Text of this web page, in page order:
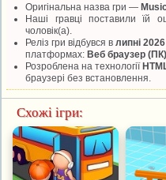
Оригінальна назва гри —
Наші гравці поставили їй
чоловік(а).
Реліз гри відбувся влипні 2026
платформах:Веб браузер (ПК)
Розроблена на технології
браузері без встановлення.
Схожі ігри: